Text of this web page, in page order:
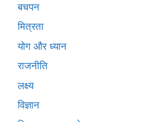
बचपन
मित्रता
योग और ध्यान
राजनीति
लक्ष्य
विज्ञान